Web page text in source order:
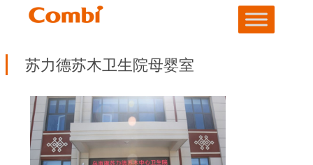
苏力德苏木卫生院母婴室